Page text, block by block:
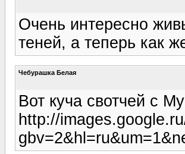
Очень интересно
теней, а теперь как
Чебурашка Белая
Вот куча свотчей с
http://